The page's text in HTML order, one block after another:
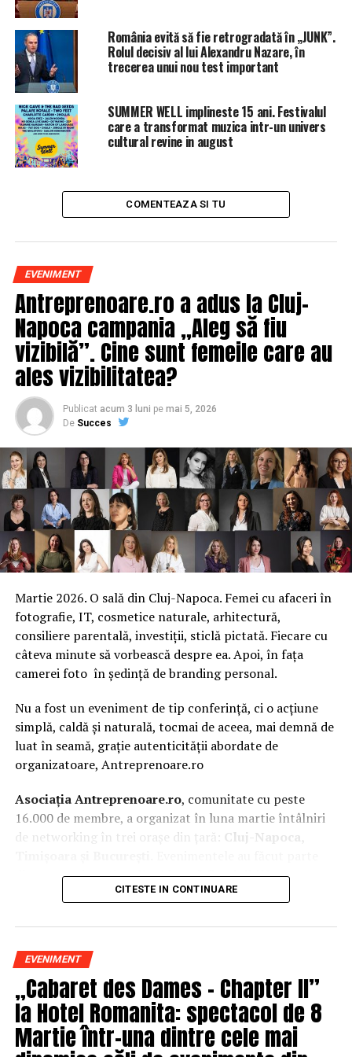
evalua crearea de pieţe legale pentru marijuana şi
Mexicul este implicat din 2006 într-o luptă condusă de
armată împotriva bandelor de traficanţi de droguri, care
s-au scindat în grupări mai mici ce concurează pentru
rutele de trafic şi teritoriile de distribuţie.
Numărul omorurilor a atins un nivel record în Mexic în
2017, potrivit datelor institutului de statistică INEGI.
ARTICOLE PE ACEIASI TEMA: PRIMA
URMATORUL
conducere
NU RATATI
Cel mai mare paradis fiscal din UE e istorie. Milionarii
nu își mai pot ascunde banii aici, cu excepția celor din
România și Cipru
România evită să fie retrogradată în „JUNK”.
Rolul decisiv al lui Alexandru Nazare, în
trecerea unui nou test important
SUMMER WELL implineste 15 ani. Festivalul
care a transformat muzica intr-un univers
cultural revine in august
COMENTEAZA SI TU
EVENIMENT
Antreprenoare.ro a adus la Cluj-
Napoca campania „Aleg să fiu
vizibilă”. Cine sunt femeile care au
ales vizibilitatea?
Publicat acum 3 luni pe mai 5, 2026
De Succes
Martie 2026. O sală din Cluj-Napoca. Femei cu afaceri în
fotografie, IT, cosmetice naturale, arhitectură,
consiliere parentală, investiții, sticlă pictată. Fiecare cu
câteva minute să vorbească despre ea. Apoi, în fața
camerei foto în ședință de branding personal.
Nu a fost un eveniment de tip conferință, ci o acțiune
simplă, caldă și naturală, tocmai de aceea, mai demnă de
luat în seamă, grație autenticității abordate de
organizatoare, Antreprenoare.ro
Asociația Antreprenoare.ro, comunitate cu peste
16.000 de membre, a organizat în luna martie întâlniri
de networking în trei orașe din țară:
Cluj-Napoca,
campania națională„Aleg să fiu vizibilă„, o
inițiativă care combină sesiuni de fotografie de brand
prezentă, cu numele tău și cu afacerea ta, în spațiul
public.
La Cluj-Napoca, sesiunile foto au fost susținute de doi
fotografi profesioniști:Valentina Mihalache
(lightsun.ro) șiDeni Sîrb(DA Studio). Valentina a venit
cu 18 ani de carieră în vânzări în spate și o tranziție
CITESTE IN CONTINUARE
EVENIMENT
„Cabaret des Dames – Chapter II”
la Hotel Romanita: spectacol de 8
Martie într-una dintre cele mai